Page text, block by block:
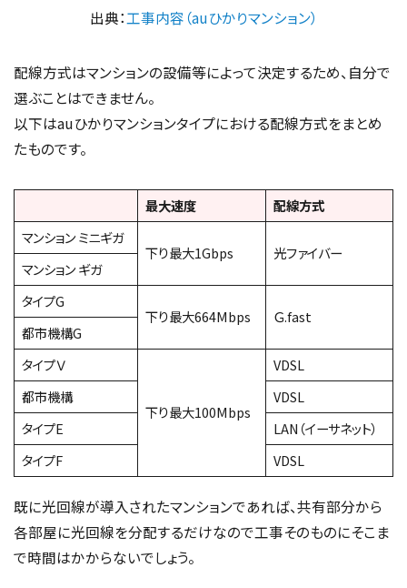
出典：工事内容（auひかりマンション）
配線方式はマンションの設備等によって決定するため、自分で
選ぶことはできません。
以下はauひかりマンションタイプにおける配線方式をまとめ
たものです。
最大速度
配線方式
マンション ミニギガ
下り最大1Gbps
光ファイバー
マンション ギガ
タイプG
下り最大664Mbps
Ｇ.fast
都市機構G
タイプＶ
下り最大100Mbps
VDSL
都市機構
VDSL
タイプE
LAN（イーサネット）
タイプF
VDSL
既に光回線が導入されたマンションであれば、共有部分から
各部屋に光回線を分配するだけなので工事そのものにそこま
で時間はかからないでしょう。